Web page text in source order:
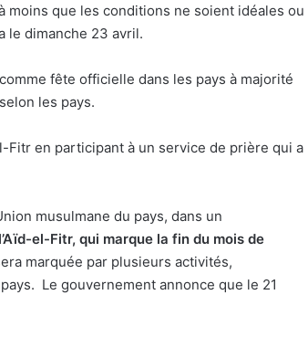
que les conditions ne soient idéales ou
le dimanche 23 avril.
fête officielle dans les pays à majorité
les pays.
Fitr en participant à un service de prière qui a
musulmane du pays, dans un
el-Fitr, qui marque la fin du mois de
marquée par plusieurs activités,
Le gouvernement annonce que le 21